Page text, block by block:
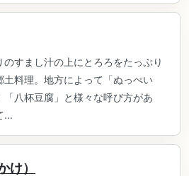
すまし汁の上にとろろをたっぷり
料理。地方によって「ぬっぺい
「八杯豆腐」と様々な呼び方があ
...
け）